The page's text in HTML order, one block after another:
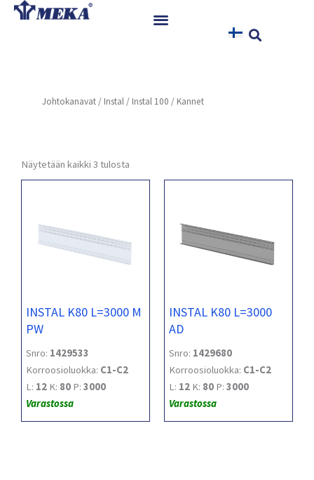
Siirry
Referenssit
Yhteystiedot
Johtokanavat / Instal / Instal 100 / Kannet
Näytetään kaikki 3 tulosta
INSTAL K80 L=3000 M
PW
Snro: 1429533
Korroosioluokka: C1-C2
L: 12 K: 80 P: 3000
Varastossa
INSTAL K80 L=3000
AD
Snro: 1429680
Korroosioluokka: C1-C2
L: 12 K: 80 P: 3000
Varastossa